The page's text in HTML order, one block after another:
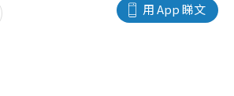
用 App 睇文